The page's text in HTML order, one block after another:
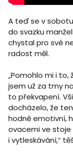
A teď se v
do svazku
chystal pro své
radost měl.
„Pomohlo mi i
jsem už za tmy
to překvapení.
docházelo, že
hodně emotivní,
ovacemi ve
i vytleskávání,“